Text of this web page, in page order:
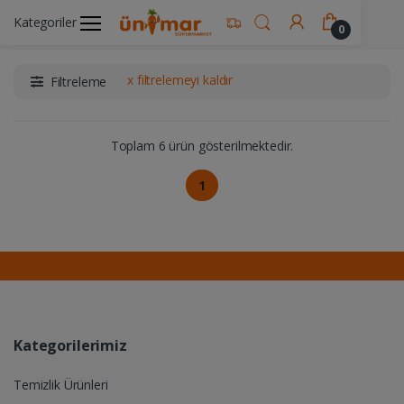
Kategoriler 0
Ünimar Anasayfa İçecekler Kahve Ürünleri
Filtreleme x filtrelemeyi kaldır
Toplam 6 ürün gösterilmektedir.
1
Kategorilerimiz
Temizlik Ürünleri